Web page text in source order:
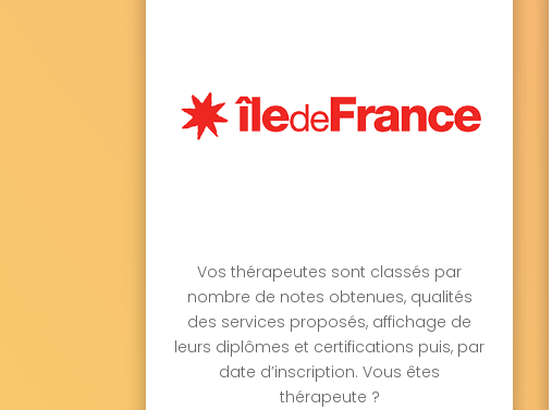
Vos thérapeutes sont classés par
nombre de notes obtenues, qualités
des services proposés, affichage de
leurs diplômes et certifications puis, par
date d’inscription. Vous êtes
thérapeute ?